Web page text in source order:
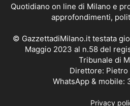
Quotidiano on line di Milano e
approfondimenti,
© GazzettadiMilano.it testata
Maggio 2023 al n.58 del
Tribunale di
Direttore: Pietro
WhatsApp & mobile:
Privacy